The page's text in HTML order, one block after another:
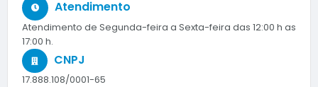
Atendimento
Atendimento de Segunda-feira a Sexta-feira das 12:00 h as
17:00 h.
CNPJ
17.888.108/0001-65